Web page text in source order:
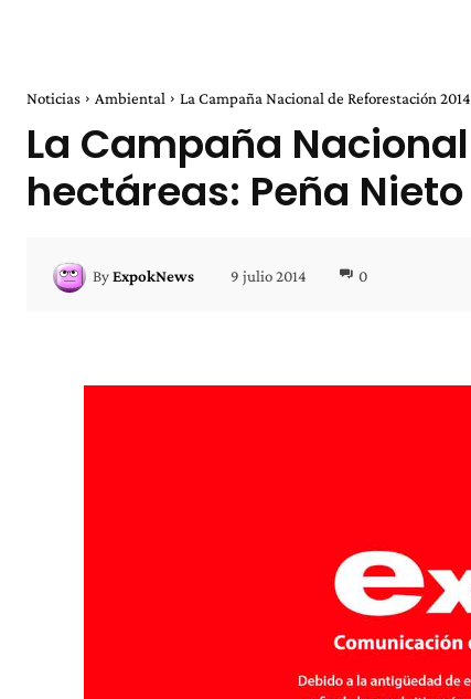
Noticias Ambiental La Campaña Nacional de Reforestación
La Campaña
hectáreas: Peña Nieto
ByExpokNews 9 julio 2014 0